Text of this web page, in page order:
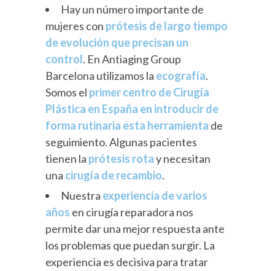
Hay un número importante de
mujeres con prótesis de largo tiempo
de evolución que precisan un
control. En Antiaging Group
Barcelona utilizamos la ecografía.
Somos el primer centro de Cirugía
Plástica en España en introducir de
forma rutinaria esta herramienta de
seguimiento. Algunas pacientes
tienen la prótesis rotay necesitan
una cirugía de recambio.
Nuestra experiencia de varios
años en cirugía reparadora nos
permite dar una mejor respuesta ante
los problemas que puedan surgir. La
experiencia es decisiva para tratar